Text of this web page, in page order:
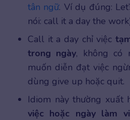
tân ngữ. Ví dụ đúng:
nói: call it a day the
Call it a day chỉ việc
trong ngày, không có
muốn diễn đạt việc
dùng give up hoặc quit.
Idiom này thường xuất
việc hoặc ngày làm